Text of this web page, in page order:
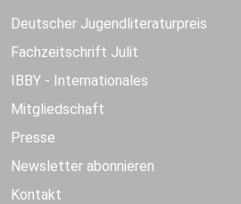
Deutscher Jugendliteraturpreis
Fachzeitschrift Julit
IBBY - Internationales
Mitgliedschaft
Presse
Newsletter abonnieren
Kontakt